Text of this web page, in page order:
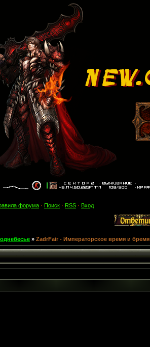
форума · Поиск · RSS · Вход
» ZadrFair - Императорское время и бремя